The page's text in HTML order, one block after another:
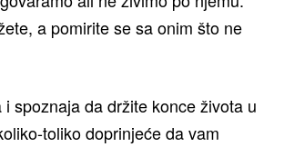
a pomirite se sa onim što ne
spoznaja da držite konce života u
toliko doprinjeće da vam